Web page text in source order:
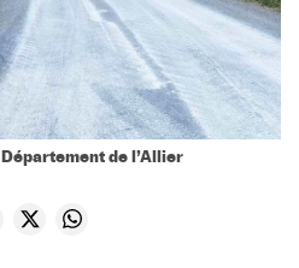
Département de l’Allier